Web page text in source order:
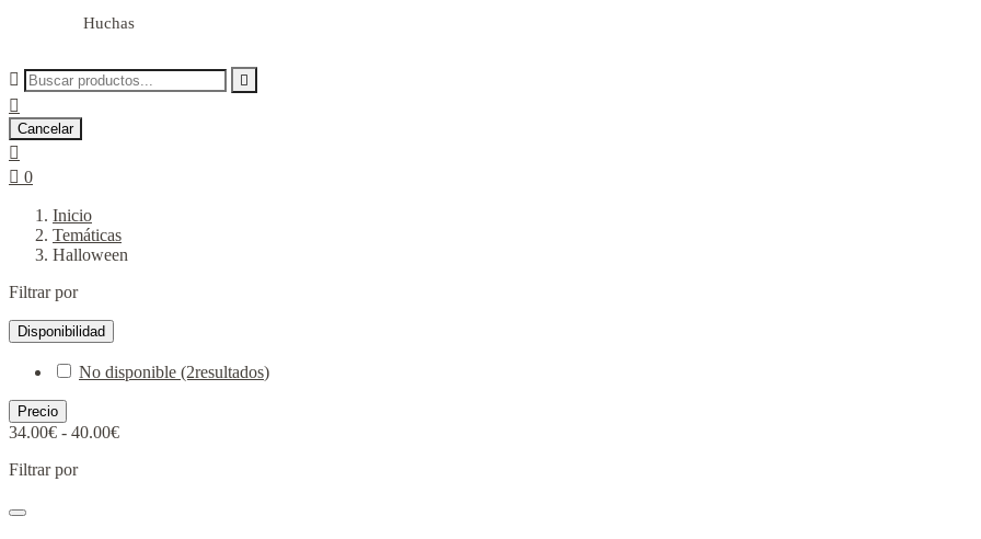
Huchas
 

Cancelar

 0
Inicio
Temáticas
Halloween
Filtrar por
Disponibilidad
No disponible (2resultados)
Precio
34.00€ - 40.00€
Filtrar por